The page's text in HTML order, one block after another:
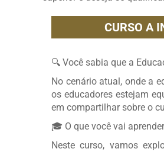
CURSO A
🔍 Você sabia que a
No cenário atual, onde a
os educadores estejam
em compartilhar sobre o
🎓 O que você vai
Neste curso, vamos